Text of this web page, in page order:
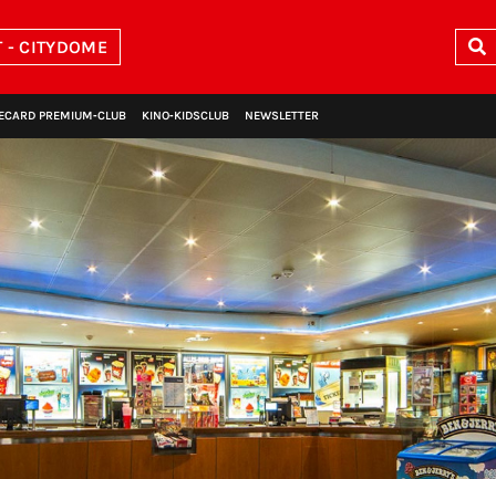
- CITYDOME
PREMIUM‑CLUB KINO‑KIDSCLUB NEWSLETTER